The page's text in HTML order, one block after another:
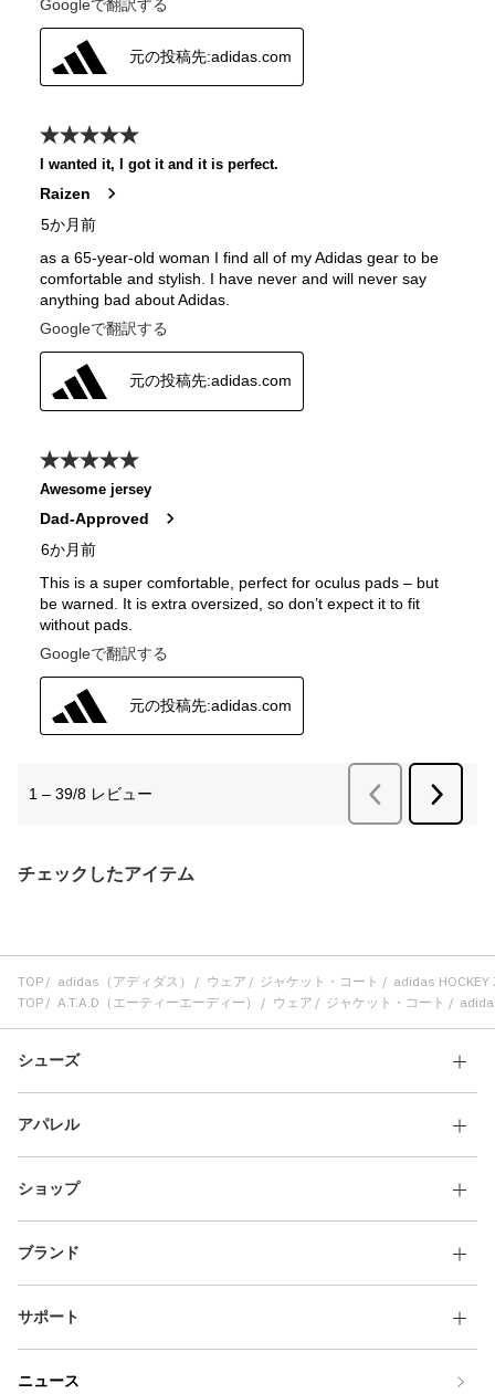
チェックしたアイテム
TOP adidas（アディダス） ウェア ジャケット・コート
adidas HOCKEY
TOP
A.T.A.D（エーティーエーディー） ウェア ジャケット・コート
シューズ
アパレル
ショップ
ブランド
サポート
ニュース